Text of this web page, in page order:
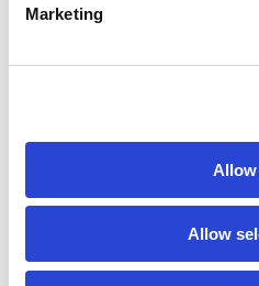
Marketing
Allow
Allow
Postleitzahl
Ort